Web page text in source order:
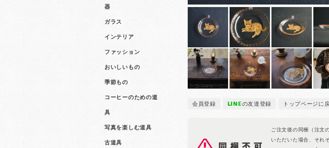
器
ガラス
インテリア
ファッション
おいしいもの
季節もの
コーヒーのための道
具
写真を楽しむ道具
古道具
会員登録 LINEの友達登録 トップページに
ご注文後の同梱（注文
いただいた場合、それ